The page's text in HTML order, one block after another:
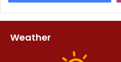
Weather